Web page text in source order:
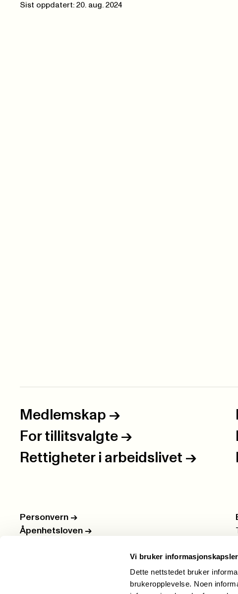
Vi bruker informasjonskapsler
Dette nettstedet bruker
brukeropplevelse. Noen
Sist oppdatert: 20. aug. 2024
Medlemskap ->
For tillitsvalgte ->
Rettigheter i arbeidslivet ->
Personvern ->
Åpenhetsloven ->